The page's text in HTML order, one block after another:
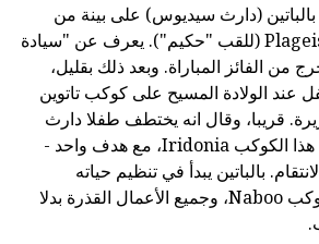
(دارث سيديوس) على بينة من
خطط للمعلم دارث Plageisa (للقب "حكيم"). يعرف عن "سيادة
من الفائز المباراة. وبعد ذلك بقليل،
الولادة المسيح على كوكب تاتوين
قريبا، وقال انه يختطف طفلا دارث
مول، الذي يعيش على هذا الكوكب Iridonia، مع هدف واحد -
بالباتين يبدأ في تنظيم حياته
السياسية على هذا الكوكب Naboo، وجميع الأعمال القذرة بدلا